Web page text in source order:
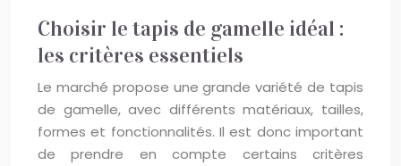
Choisir le tapis de gamelle idéal :
les critères essentiels
Le marché propose une grande variété de tapis
de gamelle, avec différents matériaux, tailles,
formes et fonctionnalités. Il est donc important
de prendre en compte certains critères